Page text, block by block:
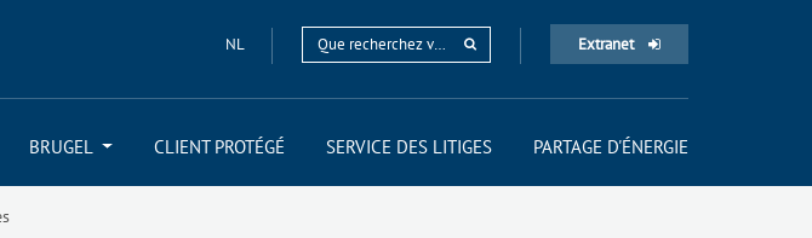
NL Extranet
BRUGEL CLIENT PROTÉGÉ SERVICE DES LITIGES PARTAGE D'ÉNERGIE